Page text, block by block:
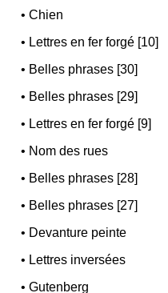
•Chien
• Lettres en fer forgé [10]
• Belles phrases [30]
• Belles phrases [29]
• Lettres en fer forgé [9]
• Nom des rues
• Belles phrases [28]
• Belles phrases [27]
• Devanture peinte
• Lettres inversées
•Gutenberg